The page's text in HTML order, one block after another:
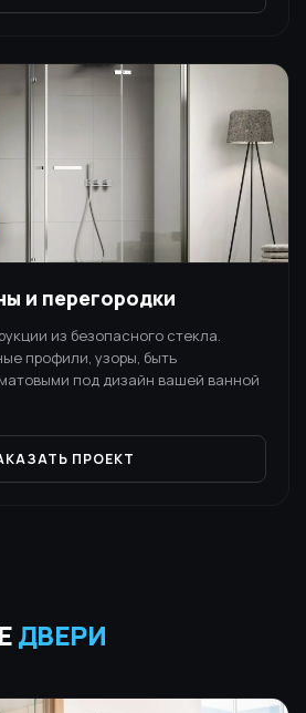
и перегородки
из безопасного стекла.
профили, узоры, быть
под дизайн вашей ванной
ПРОЕКТ
ДВЕРИ